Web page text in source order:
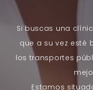
Si buscas una
que a su vez esté
los transportes
Estamos